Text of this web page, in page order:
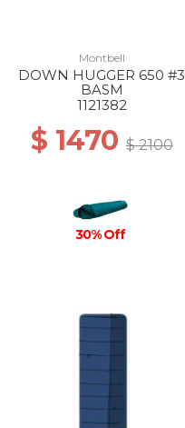
Montbell
DOWN HUGGER 650 #3
BASM
1121382
$ 1470$ 2100
30% Off